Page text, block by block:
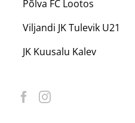
Põlva FC Lootos
Viljandi JK Tulevik U21
JK Kuusalu Kalev